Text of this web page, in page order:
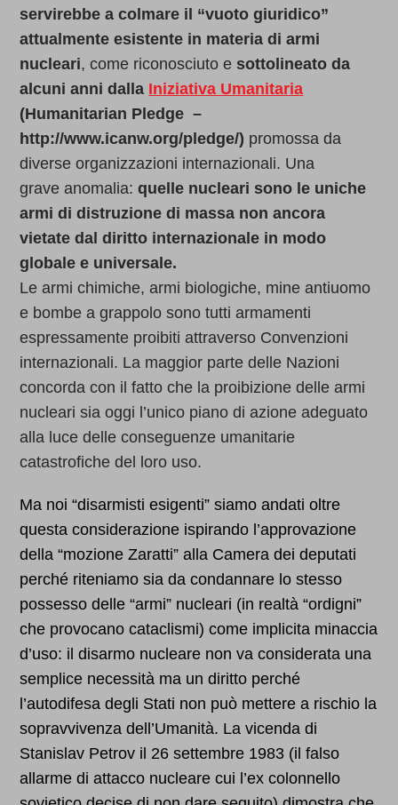
servirebbe a colmare il “vuoto giuridico”
attualmente esistente in materia di armi
nucleari, come riconosciuto e sottolineato da
alcuni anni dalla Iniziativa Umanitaria
(Humanitarian Pledge –
http://www.icanw.org/pledge/) promossa da
diverse organizzazioni internazionali. Una
grave anomalia:quelle nucleari sono le uniche
armi di distruzione di massa non ancora
vietate dal diritto internazionale in modo
globale e universale.
Le armi chimiche, armi biologiche, mine antiuomo
e bombe a grappolo sono tutti armamenti
espressamente proibiti attraverso Convenzioni
internazionali. La maggior parte delle Nazioni
concorda con il fatto che la proibizione delle armi
nucleari sia oggi l’unico piano di azione adeguato
alla luce delle conseguenze umanitarie
catastrofiche del loro uso.
Ma noi “disarmisti esigenti” siamo andati oltre
questa considerazione ispirando l’approvazione
della “mozione Zaratti” alla Camera dei deputati
perché riteniamo sia da condannare lo stesso
possesso delle “armi” nucleari (in realtà “ordigni”
che provocano cataclismi) come implicita minaccia
d’uso: il disarmo nucleare non va considerata una
semplice necessità ma un diritto perché
l’autodifesa degli Stati non può mettere a rischio la
sopravvivenza dell’Umanità. La vicenda di
Stanislav Petrov il 26 settembre 1983 (il falso
allarme di attacco nucleare cui l’ex colonnello